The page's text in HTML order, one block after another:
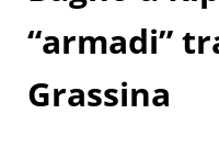
“armadi”
Grassina